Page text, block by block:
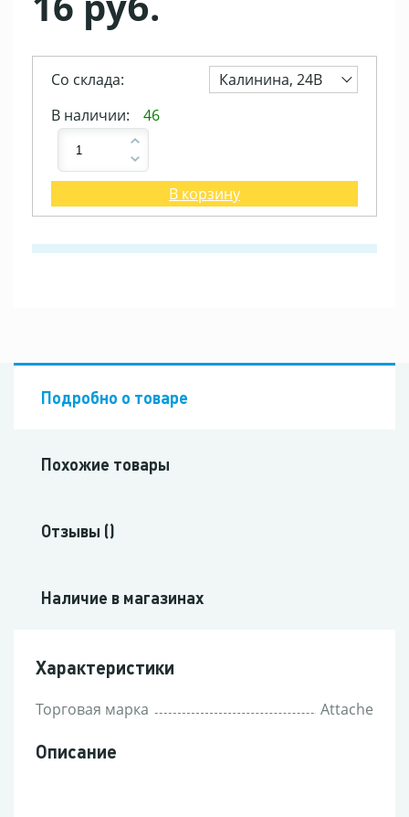
Со склада:
Калинина, 24В
В наличии:
46
В корзину
Подробно о товаре
Похожие товары
Отзывы ()
Наличие в магазинах
Характеристики
Торговая марка Attache
Описание